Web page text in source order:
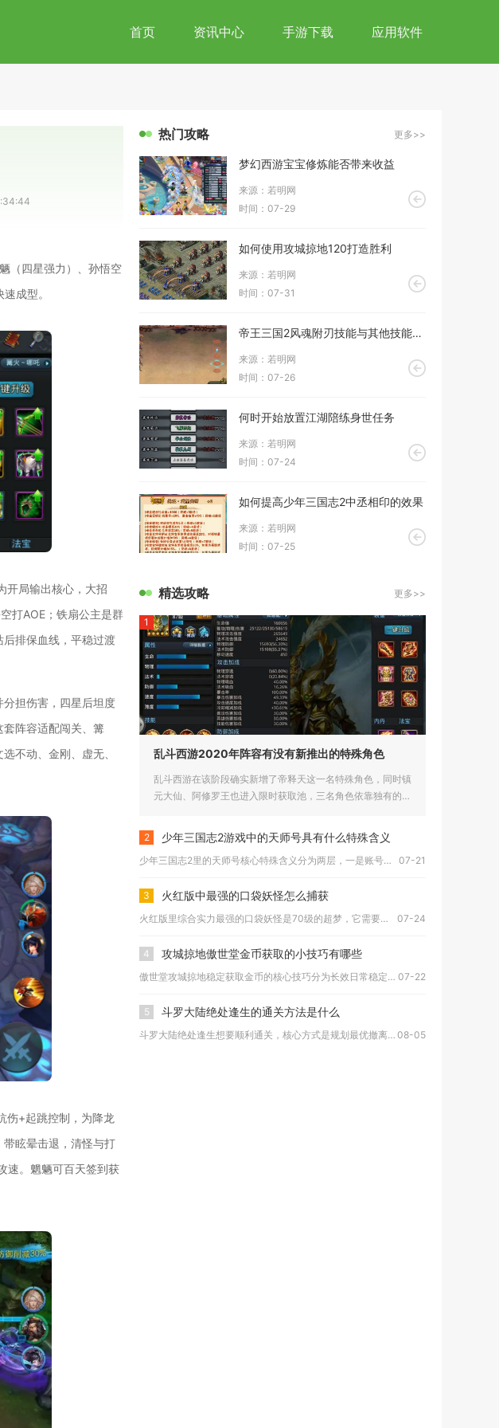
首页 资讯中心 手游下载 应用软件
（四星强力）、孙悟空
成型。
开局输出核心，大招
打AOE；铁扇公主是群
排保血线，平稳过渡
担伤害，四星后坦度
阵容适配闯关、篝
不动、金刚、虚无、
伤+起跳控制，为降龙
眩晕击退，清怪与打
速。魍魉可百天签到获
热门攻略 更多>>
梦幻西游宝宝修炼能否带来收益
来源：若明网
时间：07-29
如何使用攻城掠地120打造胜利
来源：若明网
时间：07-31
帝王三国2风魂附刃技能与其他技能有什么不同
来源：若明网
时间：07-26
何时开始放置江湖陪练身世任务
来源：若明网
时间：07-24
如何提高少年三国志2中丞相印的效果
来源：若明网
时间：07-25
精选攻略 更多>>
1
乱斗西游2020年阵容有没有新推出的特殊角色
乱斗西游在该阶段确实新增了帝释天这一名特殊角色，同时镇
元大仙、阿修罗王也进入限时获取池，三名角色依靠独有的机
2 少年三国志2游戏中的天师号具有什么特殊含义
少年三国志2里的天师号核心特殊含义分为两层，一是账号持有天师... 07-21
3 火红版中最强的口袋妖怪怎么捕获
火红版里综合实力最强的口袋妖怪是70级的超梦，它需要完成固定... 07-24
4 攻城掠地傲世堂金币获取的小技巧有哪些
傲世堂攻城掠地稳定获取金币的核心技巧分为长效日常稳定领取、限... 07-22
5 斗罗大陆绝处逢生的通关方法是什么
斗罗大陆绝处逢生想要顺利通关，核心方式是规划最优撤离路线、及... 08-05